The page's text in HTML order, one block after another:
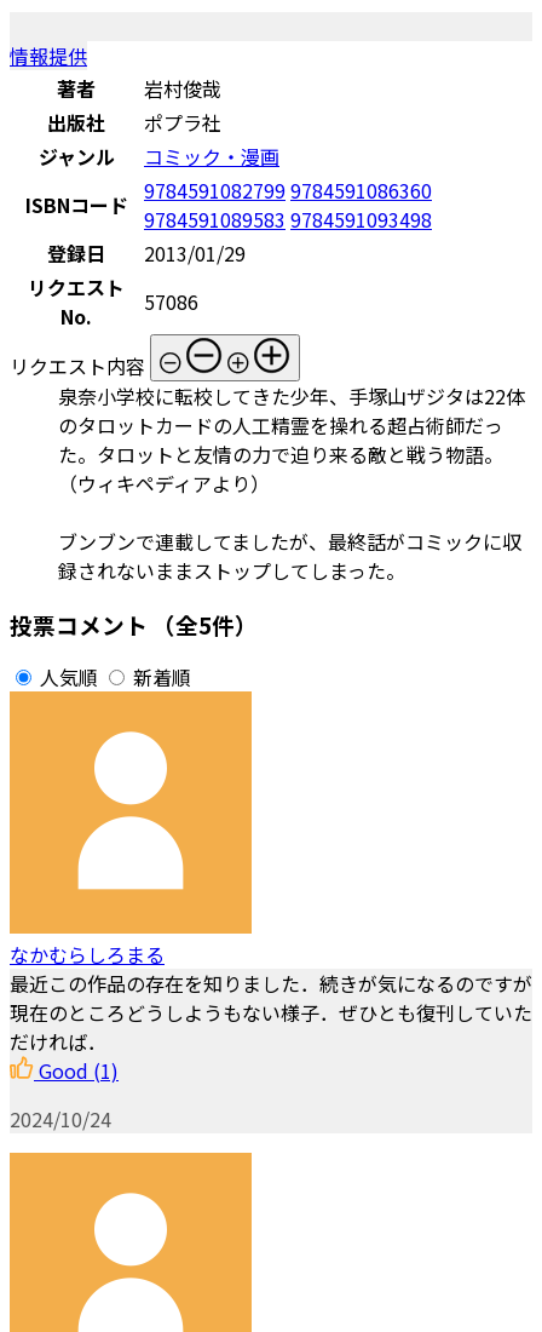
情報提供
著者
岩村俊哉
出版社
ポプラ社
ジャンル
コミック・漫画
ISBNコード 97845910827999784591086360
9784591089583 9784591093498
登録日
2013/01/29
リクエスト
No.
57086
リクエスト内容
泉奈小学校に転校してきた少年、手塚山ザジタは22体
のタロットカードの人工精霊を操れる超占術師だっ
た。タロットと友情の力で迫り来る敵と戦う物語。
（ウィキペディアより）
ブンブンで連載してましたが、最終話がコミックに収
録されないままストップしてしまった。
投票コメント （全5件）
人気順 新着順
なかむらしろまる
最近この作品の存在を知りました．続きが気になるのですが
現在のところどうしようもない様子．ぜひとも復刊していた
だければ．
Good (1)
2024/10/24